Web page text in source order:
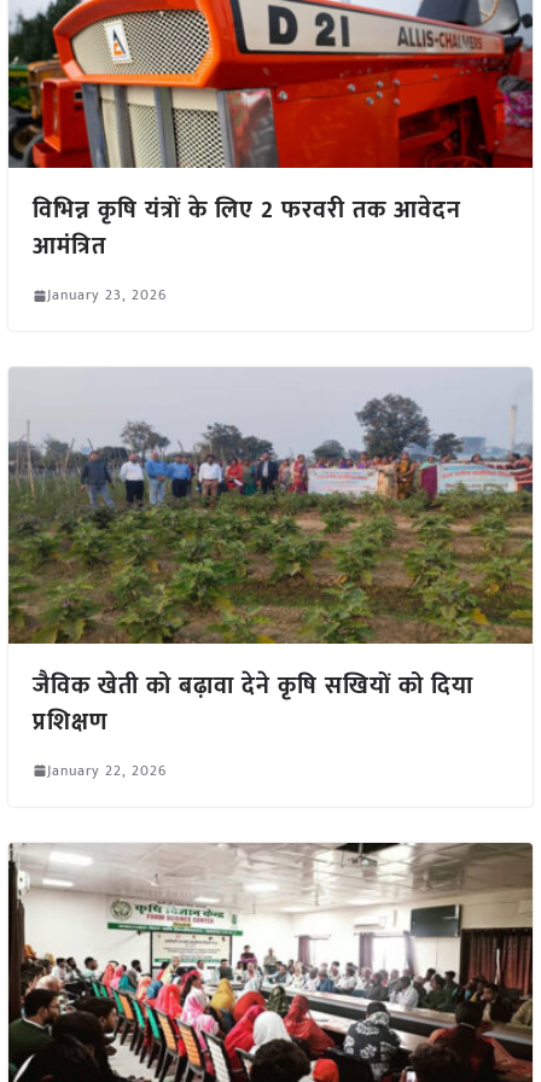
विभिन्न कृषि यंत्रों के लिए 2 फरवरी तक आवेदन
आमंत्रित
January 23, 2026
जैविक खेती को बढ़ावा देने कृषि सखियों को दिया
प्रशिक्षण
January 22, 2026